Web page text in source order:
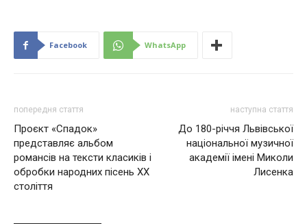
Facebook WhatsApp
попередня стаття
Проєкт «Спадок»
представляє альбом
романсів на тексти класиків і
обробки народних пісень ХХ
століття
наступна стаття
До 180-річчя Львівської
національної музичної
академії імені Миколи
Лисенка